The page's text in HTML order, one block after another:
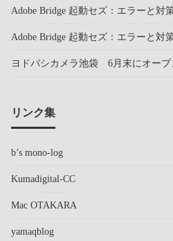
Adobe Bridge 起動セズ：エラーと対
Adobe Bridge 起動セズ：エラーと対
ヨドバシカメラ池袋 6月末にオープ
リンク集
b’s mono-log
Kumadigital-CC
Mac OTAKARA
yamaqblog